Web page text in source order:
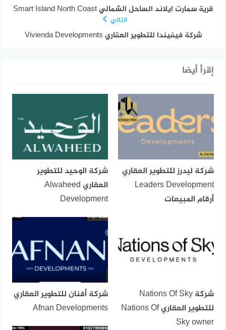
قرية سمارت ايلاند الساحل الشمالي Smart Island North Coast
التالي
شركة فيفيندا للتطوير العقاري Vivienda Developments
إقرأ أيضا
شركة ليدرز للتطوير العقاري
Leaders Development
أرقام المبيعات
شركة الوحيد للتطوير
العقاري Alwaheed
Development
شركة Nations Of Sky
للتطوير العقاري Nations Of
Sky owner
شركة أفنان للتطوير العقاري
Afnan Developments